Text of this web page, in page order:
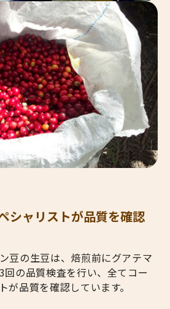
シャリストが品質を確認
豆の生豆は、焙煎前にグアテマ
回の品質検査を行い、全てコー
が品質を確認しています。